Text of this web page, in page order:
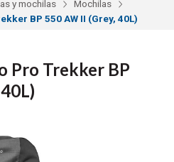
y mochilas
Mochilas
BP 550 AW II (Grey, 40L)
Pro Trekker BP